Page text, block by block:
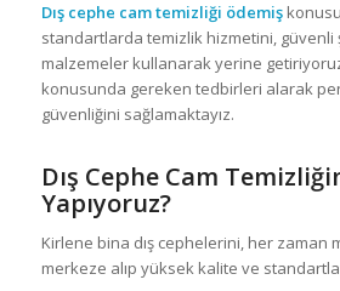
Dış cephe cam temizliği ödemiş
standartlarda temizlik hizmetini, güvenli
malzemeler kullanarak yerine
konusunda gereken tedbirleri alarak
güvenliğini sağlamaktayız.
Dış Cephe Cam
Yapıyoruz?
Kirlene bina dış cephelerini, her zaman
merkeze alıp yüksek kalite ve